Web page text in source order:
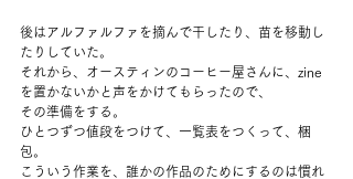
後はアルファルファを摘んで干したり、苗を移動し
たりしていた。
それから、オースティンのコーヒー屋さんに、zine
を置かないかと声をかけてもらったので、
その準備をする。
ひとつずつ値段をつけて、一覧表をつくって、梱
包。
こういう作業を、誰かの作品のためにするのは慣れ